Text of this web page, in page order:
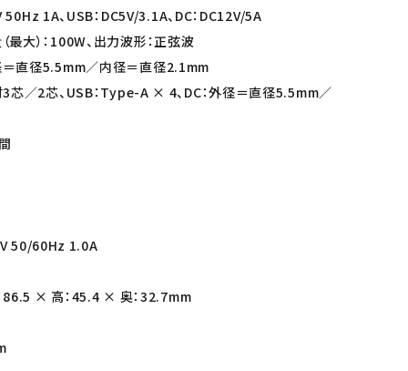
1A、USB：DC5V/3.1A、DC：DC12V/5A
大）：100W、出力波形：正弦波
＝直径5.5mm／内径＝直径2.1mm
3芯／2芯、USB：Type-A × 4、DC：外径＝直径5.5mm／
50/60Hz 1.0A
86.5 × 高：45.4 × 奥：32.7mm